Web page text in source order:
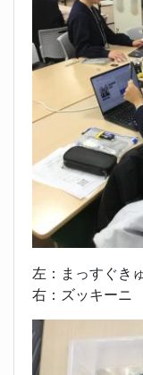
左：まっすぐき
右：ズッキーニ